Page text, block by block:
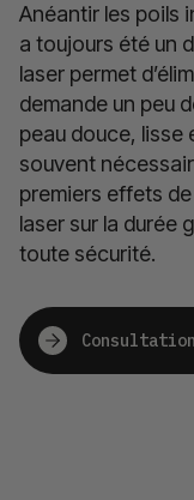
Anéantir les poils
a toujours été un
laser permet
demande un peu
peau douce, lisse
souvent
premiers effets de
laser sur la durée
toute sécurité.